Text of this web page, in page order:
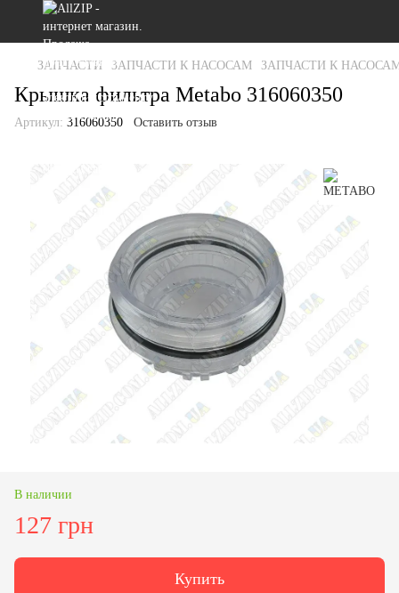
ЗАПЧАСТИ ЗАПЧАСТИ К НАСОСАМ ЗАПЧАСТИ К НАСОСАМ
Крышка фильтра Metabo 316060350
Артикул: 316060350 Оставить отзыв
В наличии
127 грн
Купить